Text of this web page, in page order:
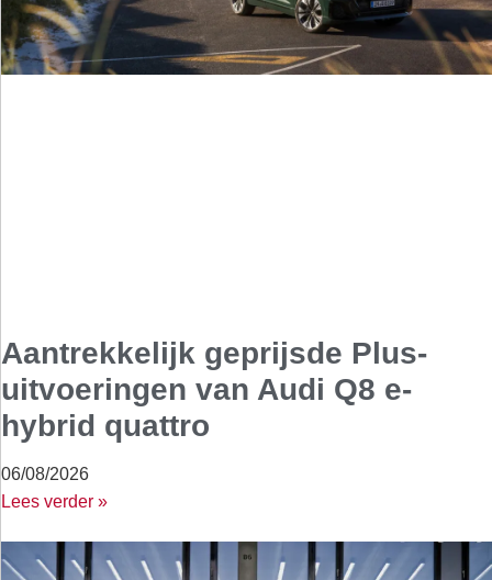
Aantrekkelijk geprijsde Plus-
uitvoeringen van Audi Q8 e-
hybrid quattro
06/08/2026
Lees verder »